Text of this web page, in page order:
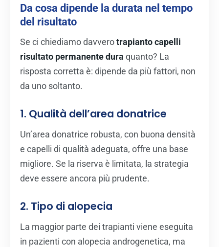
Da cosa dipende la durata nel tempo
del risultato
Se ci chiediamo davverotrapianto capelli
risultato permanente dura quanto? La
risposta corretta è: dipende da più fattori, non
da uno soltanto.
1. Qualità dell’area donatrice
Un’area donatrice robusta, con buona densità
e capelli di qualità adeguata, offre una base
migliore. Se la riserva è limitata, la strategia
deve essere ancora più prudente.
2. Tipo di alopecia
La maggior parte dei trapianti viene eseguita
in pazienti con alopecia androgenetica, ma